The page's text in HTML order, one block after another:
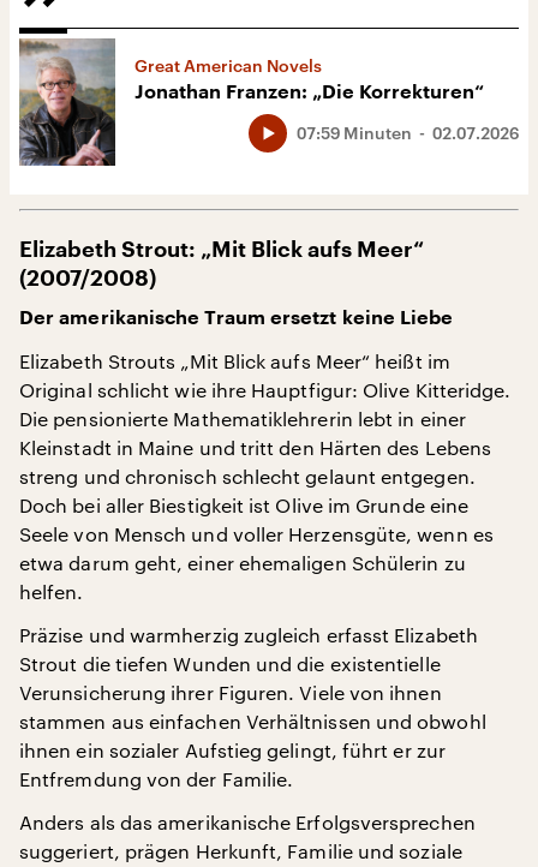
Great American Novels
Jonathan Franzen: „Die Korrekturen“
02.07.2026
07:59 Minuten
Elizabeth Strout: „Mit Blick aufs Meer“
(2007/2008)
Der amerikanische Traum ersetzt keine Liebe
Elizabeth Strouts „Mit Blick aufs Meer“ heißt im
Original schlicht wie ihre Hauptfigur: Olive Kitteridge.
Die pensionierte Mathematiklehrerin lebt in einer
Kleinstadt in Maine und tritt den Härten des Lebens
streng und chronisch schlecht gelaunt entgegen.
Doch bei aller Biestigkeit ist Olive im Grunde eine
Seele von Mensch und voller Herzensgüte, wenn es
etwa darum geht, einer ehemaligen Schülerin zu
helfen.
Präzise und warmherzig zugleich erfasst Elizabeth
Strout die tiefen Wunden und die existentielle
Verunsicherung ihrer Figuren. Viele von ihnen
stammen aus einfachen Verhältnissen und obwohl
ihnen ein sozialer Aufstieg gelingt, führt er zur
Entfremdung von der Familie.
Anders als das amerikanische Erfolgsversprechen
suggeriert, prägen Herkunft, Familie und soziale